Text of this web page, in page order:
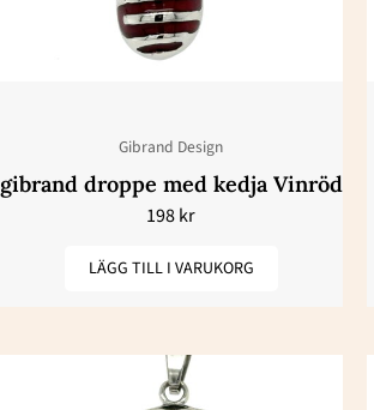
Gibrand Design
gibrand droppe med kedja Vinröd
198kr
LÄGG TILL I VARUKORG